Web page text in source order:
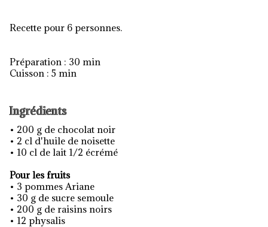
Recette pour 6 personnes.
Préparation : 30 min
Cuisson : 5 min
Ingrédients
• 200 g de chocolat noir
• 2 cl d'huile de noisette
• 10 cl de lait 1/2 écrémé
Pour les fruits
• 3 pommes Ariane
• 30 g de sucre semoule
• 200 g de raisins noirs
• 12 physalis